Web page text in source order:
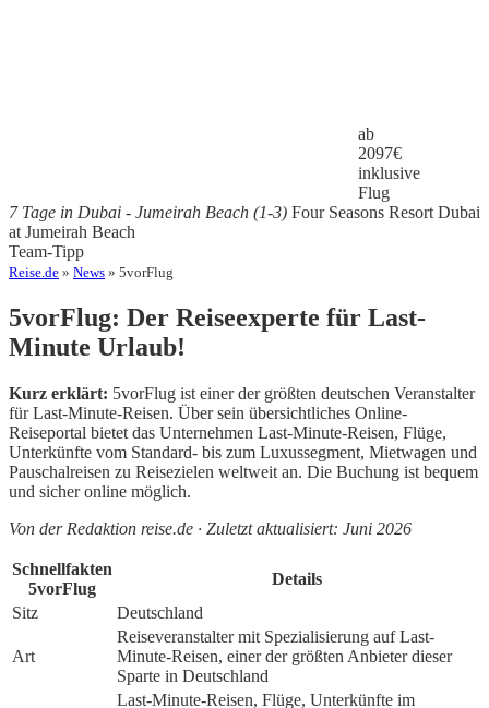
ab
2097€
inklusive
Flug
7 Tage in Dubai - Jumeirah Beach (1-3) Four Seasons Resort Dubai
at Jumeirah Beach
Team-Tipp
Reise.de » News » 5vorFlug
5vorFlug: Der Reiseexperte für Last-
Minute Urlaub!
Kurz erklärt: 5vorFlug ist einer der größten deutschen Veranstalter
für Last-Minute-Reisen. Über sein übersichtliches Online-
Reiseportal bietet das Unternehmen Last-Minute-Reisen, Flüge,
Unterkünfte vom Standard- bis zum Luxussegment, Mietwagen und
Pauschalreisen zu Reisezielen weltweit an. Die Buchung ist bequem
und sicher online möglich.
Von der Redaktion reise.de · Zuletzt aktualisiert: Juni 2026
Schnellfakten
5vorFlug
Details
Sitz
Deutschland
Art
Reiseveranstalter mit Spezialisierung auf Last-
Minute-Reisen, einer der größten Anbieter dieser
Sparte in Deutschland
Last-Minute-Reisen, Flüge, Unterkünfte im